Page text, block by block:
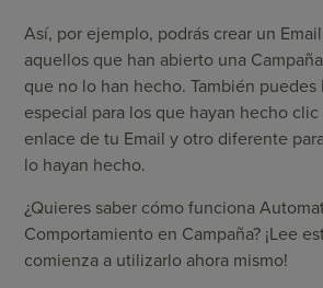
Así, por ejemplo, podrás crear un
aquellos que han abierto una
que no lo han hecho. También
especial para los que hayan hecho
enlace de tu Email y otro diferente
lo hayan hecho.
¿Quieres saber cómo funciona
Comportamiento en Campaña? ¡Lee
comienza a utilizarlo ahora mismo!